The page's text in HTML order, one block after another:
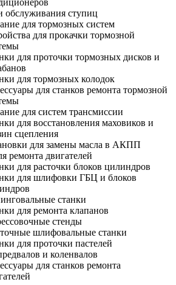
обслуживания ступиц
для тормозных систем
для прокачки тормозной
для проточки тормозных дисков и
для тормозных колодок
для станков ремонта тормозной
для систем трансмиссии
для восстановления маховиков и
сцепления
для замены масла в АКПП
ремонта двигателей
для расточки блоков цилиндров
для шлифовки ГБЦ и блоков
станки
для ремонта клапанов
стенды
шлифовальные станки
для проточки пастелей
и коленвалов
для станков ремонта